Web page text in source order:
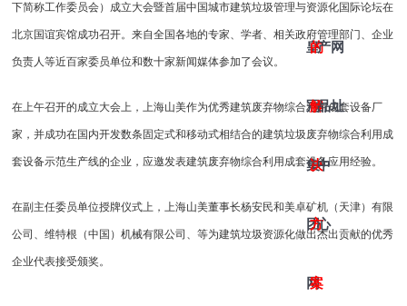
皇
冠
集
团
网
的
解
决
方
案
产
品
中
心
网
址
下简称工作委员会）成立大会暨首届中国城市建筑垃圾管理与资源化国际论坛在
北京国谊宾馆成功召开。来自全国各地的专家、学者、相关政府管理部门、企业
负责人等近百家委员单位和数十家新闻媒体参加了会议。
在上午召开的成立大会上，上海山美作为优秀建筑废弃物综合利用成套设备厂
家，并成功在国内开发数条固定式和移动式相结合的建筑垃圾废弃物综合利用成
套设备示范生产线的企业，应邀发表建筑废弃物综合利用成套设备应用经验。
在副主任委员单位授牌仪式上，上海山美董事长杨安民和美卓矿机（天津）有限
公司、维特根（中国）机械有限公司、等为建筑垃圾资源化做出杰出贡献的优秀
企业代表接受颁奖。